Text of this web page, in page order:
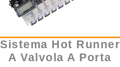
Sistema Hot Runner
A Valvola A Porta